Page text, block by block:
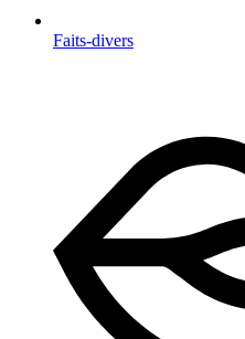
Faits-divers